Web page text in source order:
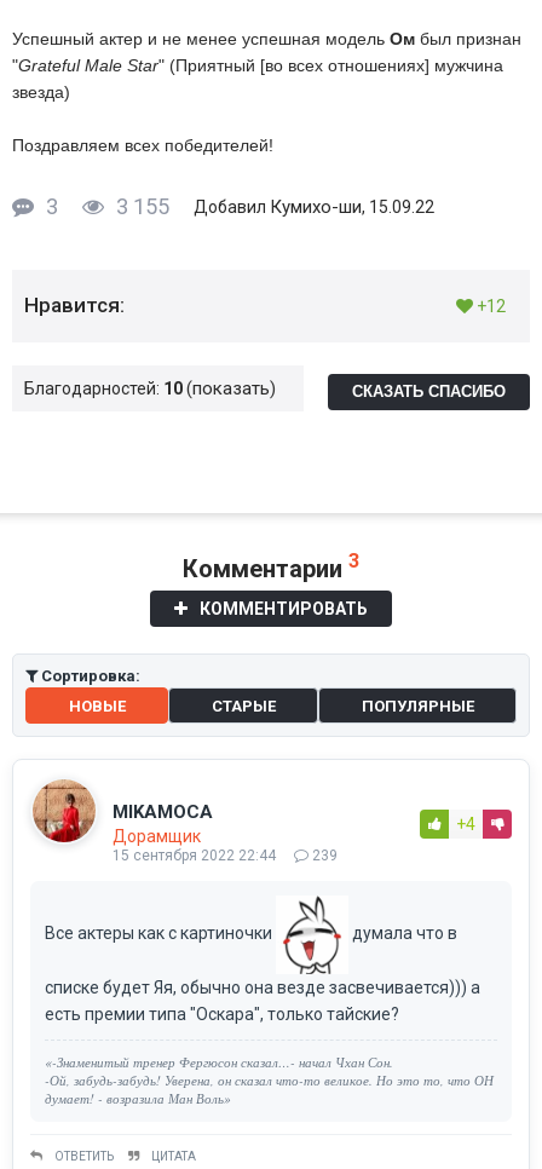
Успешный актер и не менее успешная модель Ом был признан
"Grateful Male Star" (Приятный [во всех отношениях] мужчина
звезда)
Поздравляем всех победителей!
3 3 155 Добавил Кумихо-ши, 15.09.22
Нравится: +12
Благодарностей: 10 показать СКАЗАТЬ СПАСИБО
Комментарии 3
КОММЕНТИРОВАТЬ
Сортировка:
НОВЫЕ
СТАРЫЕ ПОПУЛЯРНЫЕ
MIKAMOCA
Дорамщик
15 сентября 2022 22:44 239
+4
Все актеры как с картиночки думала что в
списке будет Яя, обычно она везде засвечивается))) а
есть премии типа "Оскара", только тайские?
«-Знаменитый тренер Фергюсон сказал…- начал Чхан Сон.
-Ой, забудь-забудь! Уверена, он сказал что-то великое. Но это то, что ОН
думает! - возразила Ман Воль»
ОТВЕТИТЬ ЦИТАТА